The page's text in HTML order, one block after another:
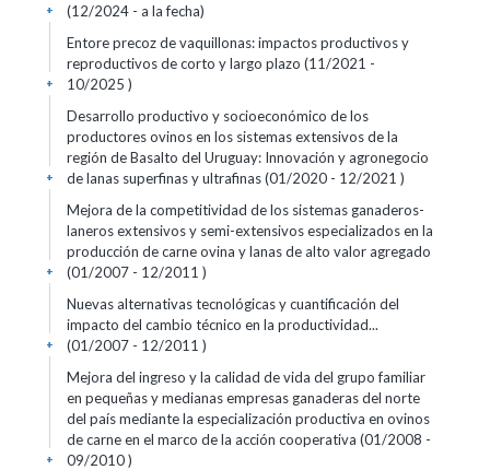
(12/2024 - a la fecha)
+
Entore precoz de vaquillonas: impactos productivos y
reproductivos de corto y largo plazo (11/2021 -
10/2025 )
+
Desarrollo productivo y socioeconómico de los
productores ovinos en los sistemas extensivos de la
región de Basalto del Uruguay: Innovación y agronegocio
de lanas superfinas y ultrafinas (01/2020 - 12/2021 )
+
Mejora de la competitividad de los sistemas ganaderos-
laneros extensivos y semi-extensivos especializados en la
producción de carne ovina y lanas de alto valor agregado
(01/2007 - 12/2011 )
+
Nuevas alternativas tecnológicas y cuantificación del
impacto del cambio técnico en la productividad...
(01/2007 - 12/2011 )
+
Mejora del ingreso y la calidad de vida del grupo familiar
en pequeñas y medianas empresas ganaderas del norte
del país mediante la especialización productiva en ovinos
de carne en el marco de la acción cooperativa (01/2008 -
09/2010 )
+